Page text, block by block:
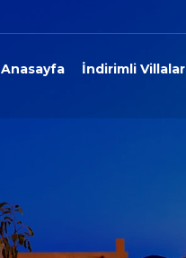
Anasayfa İndirimli Villalar